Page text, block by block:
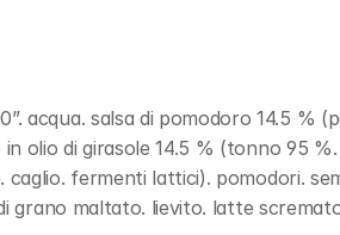
acqua. salsa di pomodoro 14.5 %
olio di girasole 14.5 % (tonno 95 %.
caglio. fermenti lattici). pomodori.
grano maltato. lievito. latte